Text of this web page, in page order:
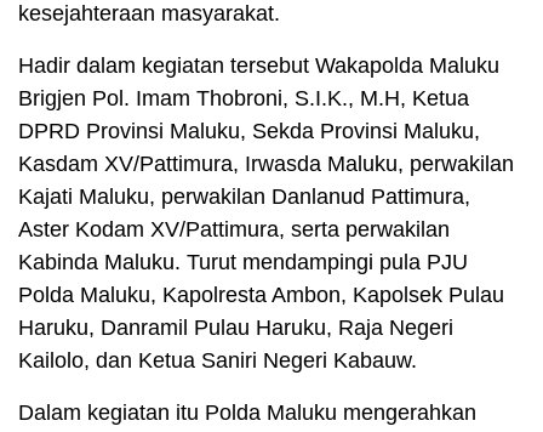
kesejahteraan masyarakat.
Hadir dalam kegiatan tersebut Wakapolda Maluku
Brigjen Pol. Imam Thobroni, S.I.K., M.H, Ketua
DPRD Provinsi Maluku, Sekda Provinsi Maluku,
Kasdam XV/Pattimura, Irwasda Maluku, perwakilan
Kajati Maluku, perwakilan Danlanud Pattimura,
Aster Kodam XV/Pattimura, serta perwakilan
Kabinda Maluku. Turut mendampingi pula PJU
Polda Maluku, Kapolresta Ambon, Kapolsek Pulau
Haruku, Danramil Pulau Haruku, Raja Negeri
Kailolo, dan Ketua Saniri Negeri Kabauw.
Dalam kegiatan itu Polda Maluku mengerahkan